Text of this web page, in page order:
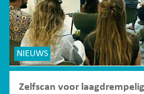
NIEUWS
Zelfscan voor